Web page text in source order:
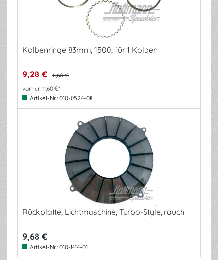
Kolbenringe 83mm, 1500, für 1 Kolben
9,28 €
11,60 €
vorher 11,60 €*
Artikel-Nr.: 010-0524-08
Rückplatte, Lichtmaschine, Turbo-Style, rauch
9,68 €
Artikel-Nr.: 010-1414-01